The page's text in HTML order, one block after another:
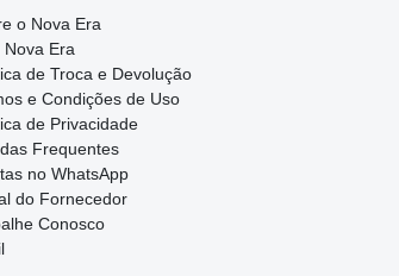
o Nova Era
Nova Era
de Troca e Devolução
e Condições de Uso
de Privacidade
Frequentes
no WhatsApp
do Fornecedor
Conosco